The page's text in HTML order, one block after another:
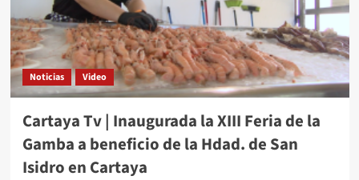
Noticias Video
Cartaya Tv | Inaugurada la XIII Feria de la
Gamba a beneficio de la Hdad. de San
Isidro en Cartaya